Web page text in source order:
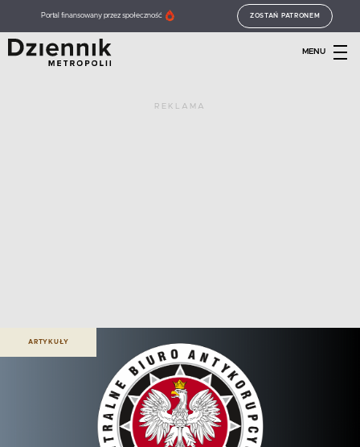
Portal finansowany przez społeczność ZOSTAŃ PATRONEM
MENU
REKLAMA
ARTYKUŁY